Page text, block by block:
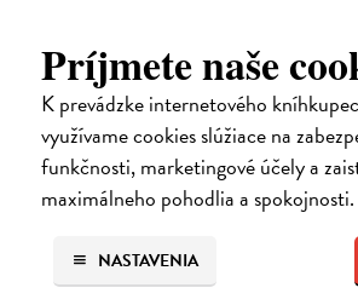
Príjmete naše
K prevádzke internetového
využívame cookies slúžiace na
funkčnosti, marketingové účely a
maximálneho pohodlia a spokojnosti.
NASTAVENIA
Dogman 8. Larva 22
Pilkey Dav| Kniha
Dogman je späť! V ôsmej knihe dobrodružstiev
so psou hlavou náš hrdina čelí zlej Víle Cile,
McStromaldovi, 22 superzúrivým
tiež Pickovmu…
13,90 €